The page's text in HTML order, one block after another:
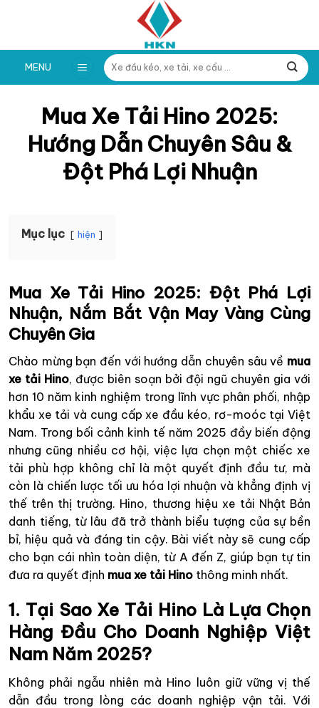
MENU
Tìm
kiếm:
Mua Xe Tải Hino 2025:
Hướng Dẫn Chuyên Sâu &
Đột Phá Lợi Nhuận
Mục lục hiện
Mua Xe Tải Hino 2025: Đột Phá Lợi
Nhuận, Nắm Bắt Vận May Vàng Cùng
Chuyên Gia
Chào mừng bạn đến với hướng dẫn chuyên sâu về mua
xe tải Hino, được biên soạn bởi đội ngũ chuyên gia với
hơn 10 năm kinh nghiệm trong lĩnh vực phân phối, nhập
khẩu xe tải và cung cấp xe đầu kéo, rơ-moóc tại Việt
Nam. Trong bối cảnh kinh tế năm 2025 đầy biến động
nhưng cũng nhiều cơ hội, việc lựa chọn một chiếc xe
tải phù hợp không chỉ là một quyết định đầu tư, mà
còn là chiến lược tối ưu hóa lợi nhuận và khẳng định vị
thế trên thị trường. Hino, thương hiệu xe tải Nhật Bản
danh tiếng, từ lâu đã trở thành biểu tượng của sự bền
bỉ, hiệu quả và đáng tin cậy. Bài viết này sẽ cung cấp
cho bạn cái nhìn toàn diện, từ A đến Z, giúp bạn tự tin
đưa ra quyết định mua xe tải Hino thông minh nhất.
1. Tại Sao Xe Tải Hino Là Lựa Chọn
Hàng Đầu Cho Doanh Nghiệp Việt
Nam Năm 2025?
Không phải ngẫu nhiên mà Hino luôn giữ vững vị thế
dẫn đầu trong lòng các doanh nghiệp vận tải. Với